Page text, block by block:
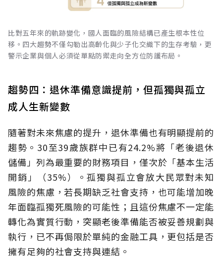
比對五年來的軌跡變化，國人面臨的風險結構已產生根本性位
移。四大趨勢不僅勾勒出高齡化與少子化交織下的生存考驗，更
警示企業與個人必須從單點防禦走向全方位防護布局。
趨勢四：退休準備意識提前，但孤獨與孤立
成人生新變數
隨著對未來焦慮的提升，退休準備也有明顯提前的
趨勢。30至39歲族群中已有24.2%將「老後退休
儲備」列為最重要的財務項目，僅次於「基本生活
開銷」（35%）。孤獨與孤立會放大民眾對未知
風險的焦慮，若長期缺乏社會支持，也可能增加晚
年面臨孤獨死風險的可能性；且這份焦慮不一定能
轉化為實質行動，突顯老後準備能否被妥善規劃與
執行，已不再侷限於單純的金融工具，更包括是否
擁有足夠的社會支持與連結。